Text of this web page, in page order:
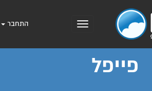
Toggle
התחבר
פייפל